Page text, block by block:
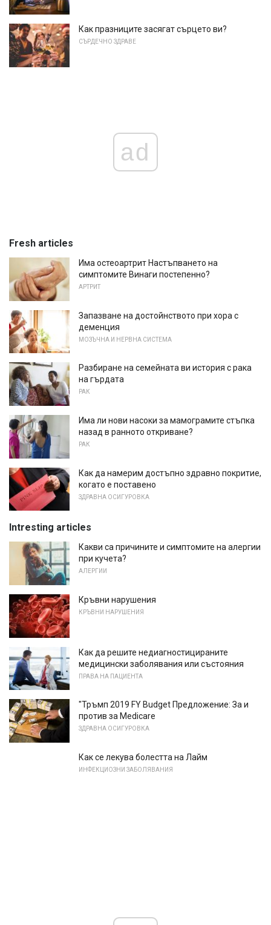
Как празниците засягат сърцето ви?
СЪРДЕЧНО ЗДРАВЕ
ad
Fresh articles
Има остеоартрит Настъпването на
симптомите Винаги постепенно?
АРТРИТ
Запазване на достойнството при хора с
деменция
МОЗЪЧНА И НЕРВНА СИСТЕМА
Разбиране на семейната ви история с рака
на гърдата
РАК
Има ли нови насоки за мамограмите стъпка
назад в ранното откриване?
РАК
Как да намерим достъпно здравно покритие,
когато е поставено
ЗДРАВНА ОСИГУРОВКА
Intresting articles
Какви са причините и симптомите на алергии
при кучета?
АЛЕРГИИ
Кръвни нарушения
КРЪВНИ НАРУШЕНИЯ
Как да решите недиагностицираните
медицински заболявания или състояния
ПРАВА НА ПАЦИЕНТА
"Тръмп 2019 FY Budget Предложение: За и
против за Medicare
ЗДРАВНА ОСИГУРОВКА
Как се лекува болестта на Лайм
ИНФЕКЦИОЗНИ ЗАБОЛЯВАНИЯ